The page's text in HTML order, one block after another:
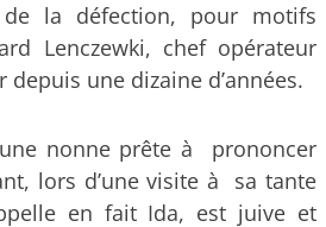
la défection, pour motifs
Lenczewki, chef opérateur
une dizaine d’années.
nonne prête à prononcer
lors d’une visite à sa tante
en fait Ida, est juive et